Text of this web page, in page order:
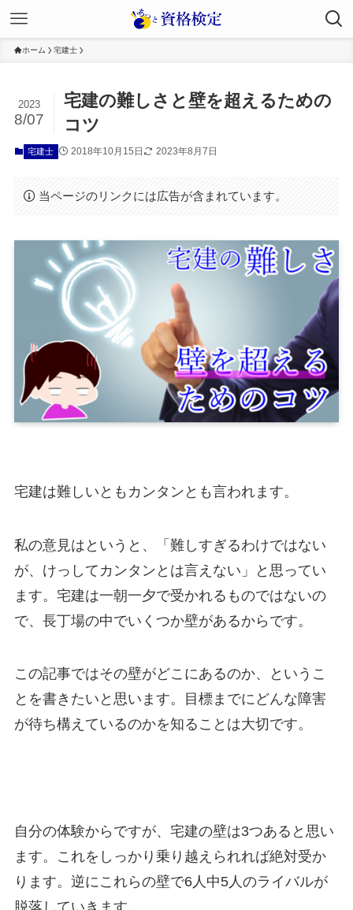
ホーム 宅建士
宅建の難しさと壁を超えるための
コツ
2023
8/07
宅建士 2018年10月15日 2023年8月7日
当ページのリンクには広告が含まれています。
宅建は難しいともカンタンとも言われます。
私の意見はというと、「難しすぎるわけではない
が、けっしてカンタンとは言えない」と思ってい
ます。宅建は一朝一夕で受かれるものではないの
で、長丁場の中でいくつか壁があるからです。
この記事ではその壁がどこにあるのか、というこ
とを書きたいと思います。目標までにどんな障害
が待ち構えているのかを知ることは大切です。
自分の体験からですが、宅建の壁は3つあると思い
ます。これをしっかり乗り越えられれば絶対受か
ります。逆にこれらの壁で6人中5人のライバルが